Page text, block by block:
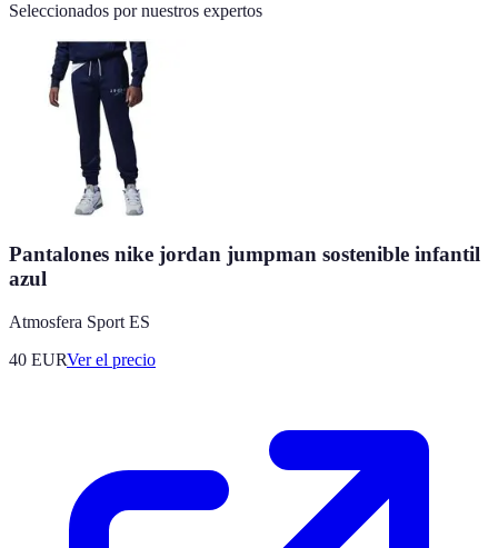
Seleccionados por nuestros expertos
Pantalones nike jordan jumpman sostenible infantil
azul
Atmosfera Sport ES
40 EURVer el precio